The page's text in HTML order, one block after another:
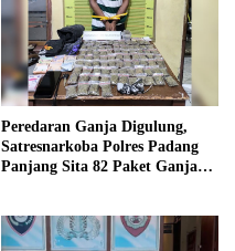
Peredaran Ganja Digulung,
Satresnarkoba Polres Padang
Panjang Sita 82 Paket Ganja